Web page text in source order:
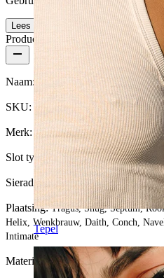
Tepel
Lees meer
Productdetails
Naam: Titanium segment ring met
SKU: Ring-117
Merk: Bodymod Premium
Slot type: Scharnier
Sieraden type: Sleeper (ring), Ring,
Plaatsing:Tragus, Snug, Septum,
Helix, Wenkbrauw, Daith, Conch,
Intimate
Materiaal:Titanium